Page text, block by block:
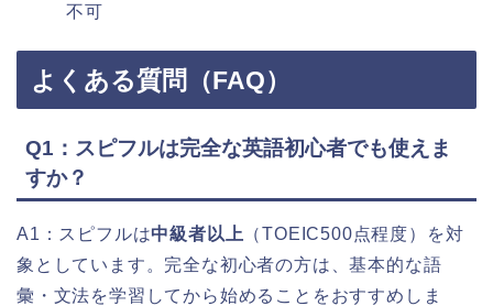
不可
よくある質問（FAQ）
Q1：スピフルは完全な英語初心者でも使えま
すか？
A1：スピフルは中級者以上 （TOEIC500点程度）を対
象としています。完全な初心者の方は、基本的な語
彙・文法を学習してから始めることをおすすめしま